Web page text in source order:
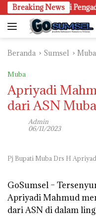
Langsung
ke
konten
Breaking News
Juga Selidiki Pengadaan
Beranda Sumsel Muba
Muba
Apriyadi
dari ASN Muba
Admin
06/11/2023
Pj Bupati Muba Drs H
GoSumsel –
Apriyadi Mahmud
dari ASN di dalam